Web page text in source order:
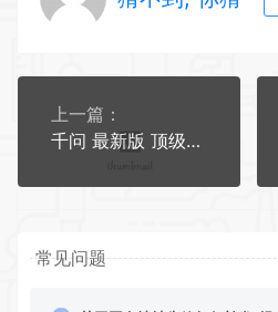
上一篇：
千问 最新版 顶级AI模型 无限AI生图 文生视频
常见问题